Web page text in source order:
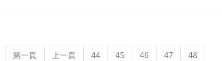
第一頁 上一頁 44 45 46 47
48